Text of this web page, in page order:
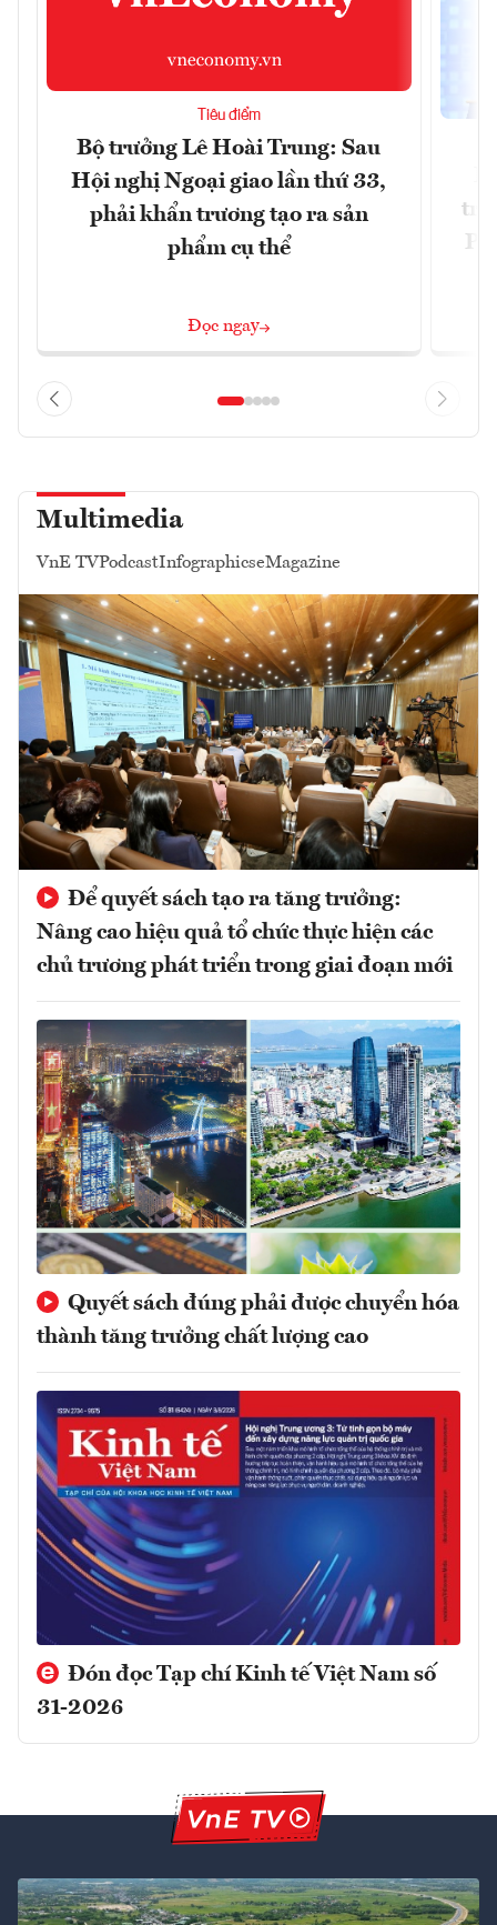
Tiêu điểm
Bộ trưởng Lê Hoài Trung: Sau
Hội nghị Ngoại giao lần thứ 33,
phải khẩn trương tạo ra sản
phẩm cụ thể
Đọc ngay
Multimedia
VnE TVPodcastInfographicseMagazine
Để quyết sách tạo ra tăng trưởng:
Nâng cao hiệu quả tổ chức thực hiện các
chủ trương phát triển trong giai đoạn mới
Quyết sách đúng phải được chuyển hóa
thành tăng trưởng chất lượng cao
Đón đọc Tạp chí Kinh tế Việt Nam số
31-2026